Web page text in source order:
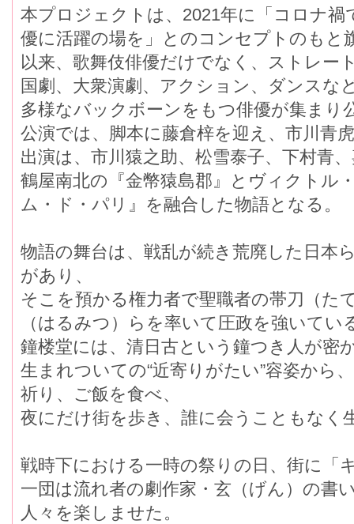
本プロジェクトは、2021年に「コロナ禍
優に活躍の場を」とのコンセプトのもと
以来、歌舞伎俳優だけでなく、ストレー
国劇、大衆演劇、アクション、ダンスな
多様なバックボーンをもつ俳優が集まり
公演では、脚本に藤倉梓を迎え、市川青
出演は、市川猿之助、松雪泰子、下村青
鶴屋南北の『金幣猿島郡』とヴィクトル
ム・ド・パリ』を融合した物語となる。
物語の舞台は、戦乱が続き荒廃した日本
があり、
そこを預かる権力者で聖職者の帯刀（た
（はるみつ）らを率いて圧政を強いてい
鐘楼堂には、清日古という鐘つき人が密
生まれついての“近寄りがたい”容姿から
祈り、ご飯を食べ、
夜にだけ街を歩き、誰に会うこともなく
戦時下における一時の祭りの日、街に「
一団は流れ者の劇作家・玄（げん）の書
人々を楽しませた。